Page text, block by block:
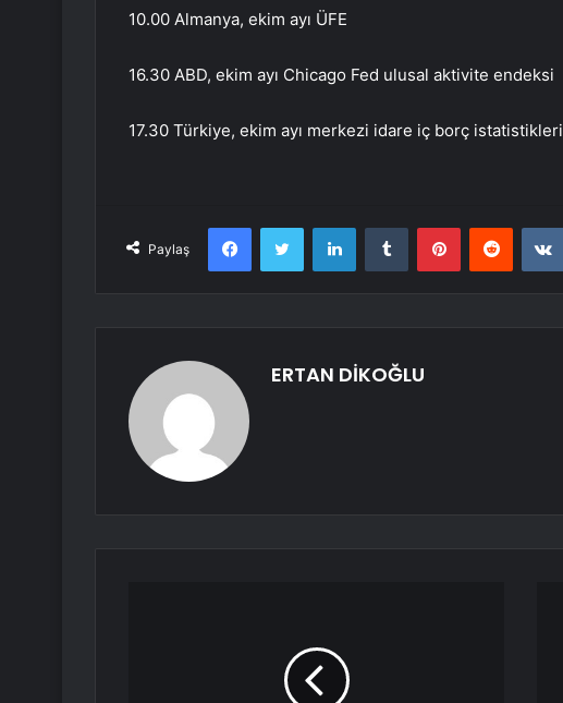
10.00 Almanya, ekim ayı ÜFE
16.30 ABD, ekim ayı Chicago Fed ulusal aktivite endeksi
17.30 Türkiye, ekim ayı merkezi idare iç borç istatistikleri
Paylaş
FacebookTwitter LinkedInTumblr PinterestReddit
ERTAN DİKOĞLU